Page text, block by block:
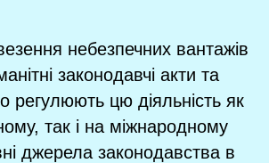
небезпечних вантажів
законодавчі акти та
регулюють цю діяльність як
так і на міжнародному
джерела законодавства в